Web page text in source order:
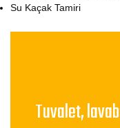
Su Kaçak Tamiri
Tuvalet,